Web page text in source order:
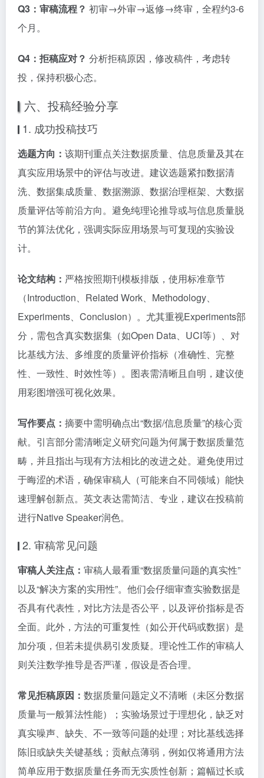
Q3：审稿流程？ 初审→外审→返修→终审，全程约3-6
个月。
Q4：拒稿应对？ 分析拒稿原因，修改稿件，考虑转
投，保持积极心态。
六、投稿经验分享
1. 成功投稿技巧
选题方向： 该期刊重点关注数据质量、信息质量及其在
真实应用场景中的评估与改进。建议选题紧扣数据清
洗、数据集成质量、数据溯源、数据治理框架、大数据
质量评估等前沿方向。避免纯理论推导或与信息质量脱
节的算法优化，强调实际应用场景与可复现的实验设
计。
论文结构： 严格按照期刊模板排版，使用标准章节
（Introduction、Related Work、Methodology、
Experiments、Conclusion）。尤其重视Experiments部
分，需包含真实数据集（如Open Data、UCI等）、对
比基线方法、多维度的质量评价指标（准确性、完整
性、一致性、时效性等）。图表需清晰且自明，建议使
用彩图增强可视化效果。
写作要点： 摘要中需明确点出“数据/信息质量”的核心贡
献。引言部分需清晰定义研究问题为何属于数据质量范
畴，并且指出与现有方法相比的改进之处。避免使用过
于晦涩的术语，确保审稿人（可能来自不同领域）能快
速理解创新点。英文表达需简洁、专业，建议在投稿前
进行Native Speaker润色。
2. 审稿常见问题
审稿人关注点： 审稿人最看重“数据质量问题的真实性”
以及“解决方案的实用性”。他们会仔细审查实验数据是
否具有代表性，对比方法是否公平，以及评价指标是否
全面。此外，方法的可重复性（如公开代码或数据）是
加分项，但若未提供易引发质疑。理论性工作的审稿人
则关注数学推导是否严谨，假设是否合理。
常见拒稿原因： 数据质量问题定义不清晰（未区分数据
质量与一般算法性能）；实验场景过于理想化，缺乏对
真实噪声、缺失、不一致等问题的处理；对比基线选择
陈旧或缺失关键基线；贡献点薄弱，例如仅将通用方法
简单应用于数据质量任务而无实质性创新；篇幅过长或